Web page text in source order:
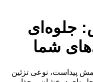
جلوه‌ای
شما
پیداست، نوعی تزئین